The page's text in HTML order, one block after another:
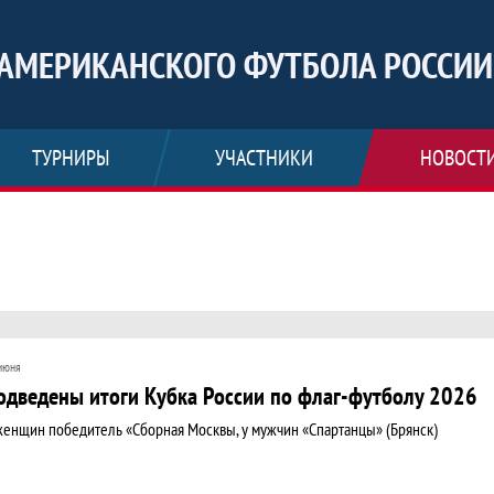
ФУТБОЛА РОССИИ
ТУРНИРЫ УЧАСТНИКИ
итоги Кубка России по флаг-футболу 2026
победитель «Сборная Москвы, у мужчин «Спартанцы» (Брянск)